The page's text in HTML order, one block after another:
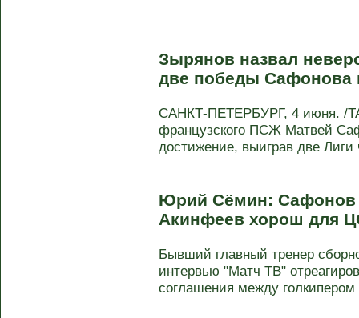
Зырянов назвал
две победы
САНКТ-ПЕТЕРБУРГ, 4 июня. /
французского ПСЖ Матвей
достижение, выиграв две
Юрий Сёмин:
Акинфеев хорош для
Бывший главный тренер
интервью "Матч ТВ"
соглашения между